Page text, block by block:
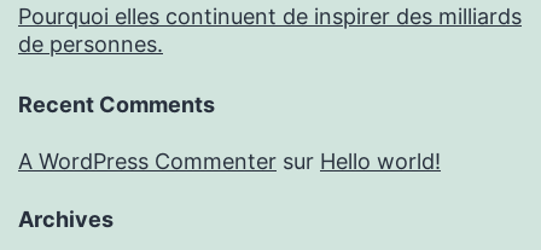
Pourquoi elles continuent de inspirer des milliards
de personnes.
Recent Comments
A WordPress Commenter sur Hello world!
Archives